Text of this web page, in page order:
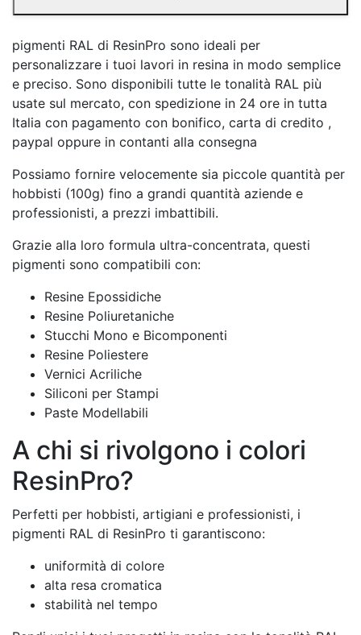
pigmenti RAL di ResinPro sono ideali per
personalizzare i tuoi lavori in resina in modo semplice
e preciso. Sono disponibili tutte le tonalità RAL più
usate sul mercato, con spedizione in 24 ore in tutta
Italia con pagamento con bonifico, carta di credito ,
paypal oppure in contanti alla consegna
Possiamo fornire velocemente sia piccole quantità per
hobbisti (100g) fino a grandi quantità aziende e
professionisti, a prezzi imbattibili.
Grazie alla loro formula ultra-concentrata, questi
pigmenti sono compatibili con:
Resine Epossidiche
Resine Poliuretaniche
Stucchi Mono e Bicomponenti
Resine Poliestere
Vernici Acriliche
Siliconi per Stampi
Paste Modellabili
A chi si rivolgono i colori
ResinPro?
Perfetti per hobbisti, artigiani e professionisti, i
pigmenti RAL di ResinPro ti garantiscono:
uniformità di colore
alta resa cromatica
stabilità nel tempo